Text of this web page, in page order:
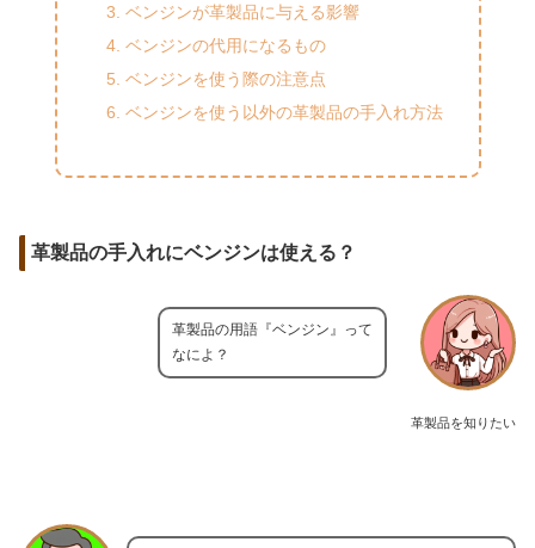
ベンジンが革製品に与える影響
ベンジンの代用になるもの
ベンジンを使う際の注意点
ベンジンを使う以外の革製品の手入れ方法
革製品の手入れにベンジンは使える？
革製品を知りたい
革製品の用語『ベンジン』って
なによ？